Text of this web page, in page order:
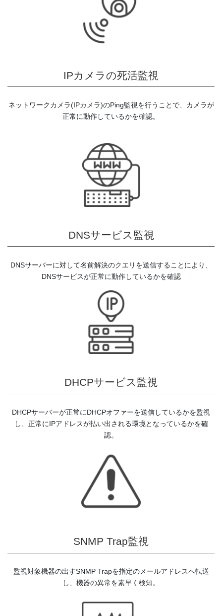
IPカメラの死活監視
ネットワークカメラ(IPカメラ)のPing監視を行うことで、カメラが
正常に動作しているかを確認。
DNSサービス監視
DNSサーバーに対して名前解決のクエリを送信することにより、
DNSサービスが正常に動作しているかを確認
DHCPサービス監視
DHCPサーバーが正常にDHCPオファーを送信しているかを監視
し、正常にIPアドレスが払い出される環境となっているかを確
認。
SNMP Trap監視
監視対象機器の出すSNMP Trapを指定のメールアドレスへ転送
し、機器の異常を素早く検知。